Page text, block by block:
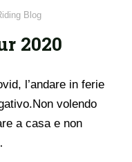
Blog
2020
l’andare in ferie
volendo
a casa e non